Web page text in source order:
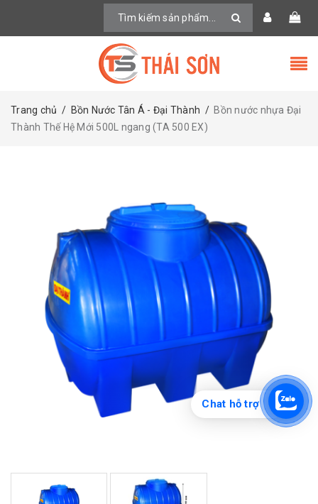
Trang chủ / Bồn Nước Tân Á - Đại Thành / Bồn nước nhựa Đại
Thành Thế Hệ Mới 500L ngang (TA 500 EX)
Chat hỗ trợ